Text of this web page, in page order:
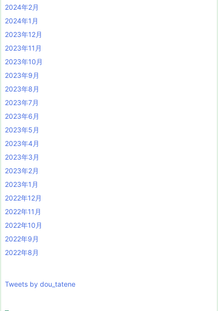
2024年2月
2024年1月
2023年12月
2023年11月
2023年10月
2023年9月
2023年8月
2023年7月
2023年6月
2023年5月
2023年4月
2023年3月
2023年2月
2023年1月
2022年12月
2022年11月
2022年10月
2022年9月
2022年8月
Tweets by dou_tatene